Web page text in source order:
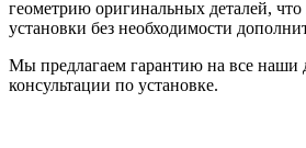
геометрию оригинальных деталей, что
установки без необходимости
Мы предлагаем гарантию на все наши
консультации по установке.